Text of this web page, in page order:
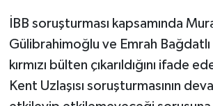
İBB soruşturması kapsamında
Gülibrahimoğlu ve Emrah Bağdatlı
kırmızı bülten çıkarıldığını ifade
Kent Uzlaşısı soruşturmasının